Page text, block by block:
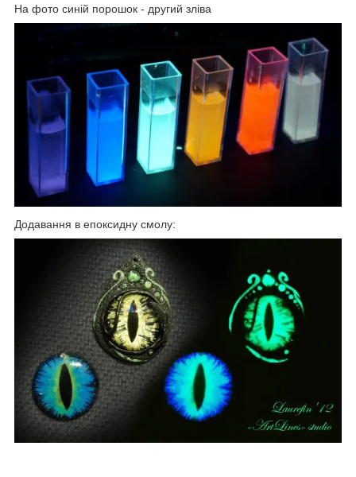
На фото синій порошок - другий зліва
Додавання в епоксидну смолу: